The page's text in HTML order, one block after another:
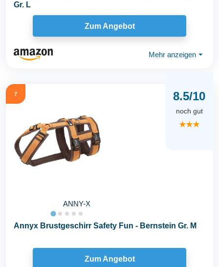
Gr. L
Zum Angebot
Mehr anzeigen ⏷
7
ANNY-X
8.5/10
noch gut
★★★
Annyx Brustgeschirr Safety Fun - Bernstein Gr. M
Zum Angebot